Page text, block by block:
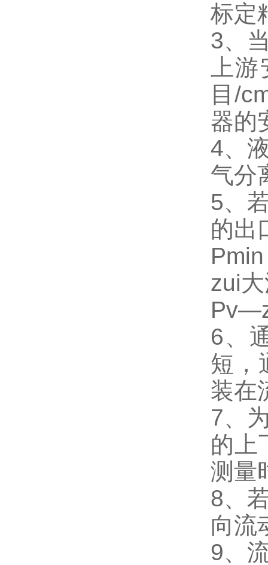
标定
3、
上
目/
器的
4、
气分
5、
的出
zui
6、
短，
装在
7、
的上
测量
8、
向流
9、